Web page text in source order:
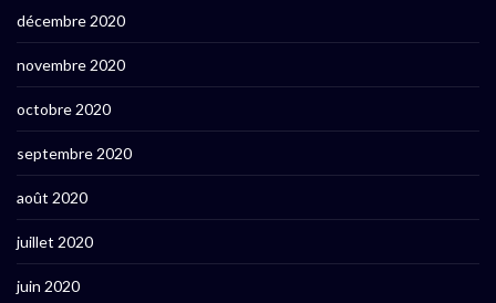
décembre 2020
novembre 2020
octobre 2020
septembre 2020
août 2020
juillet 2020
juin 2020